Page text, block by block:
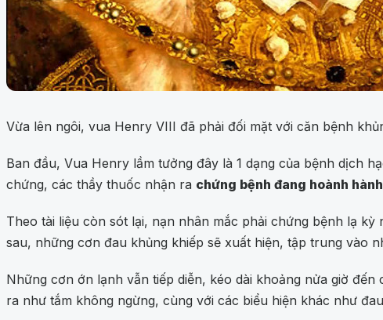
Vừa lên ngôi, vua Henry VIII đã phải đối mặt với căn bệnh
Ban đầu, Vua Henry lầm tưởng đây là 1 dạng của bệnh dịch
chứng, các thầy thuốc nhận ra chứng bệnh đang hoành
Theo tài liệu còn sót lại, nạn nhân mắc phải chứng bệnh lạ
sau, những cơn đau khủng khiếp sẽ xuất hiện, tập trung vào
Những cơn ớn lạnh vẫn tiếp diễn, kéo dài khoảng nửa giờ
ra như tắm không ngừng, cùng với các biểu hiện khác như